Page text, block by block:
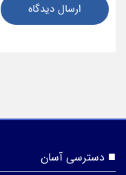
ارسال دیدگاه
دسترسی آسان